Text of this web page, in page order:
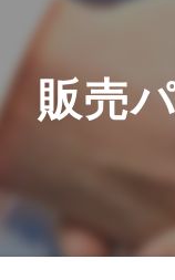
販売